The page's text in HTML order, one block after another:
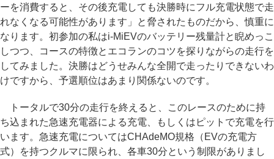
ーを消費すると、その後充電しても決勝時にフル充電状態で走
れなくなる可能性があります」と脅されたものだから、慎重に
なります。初参加の私はi-MiEVのバッテリー残量計と睨めっこ
しつつ、コースの特徴とエコランのコツを探りながらの走行を
してみました。決勝はどうせみんな全開で走ったりできないわ
けですから、予選順位はあまり関係ないのです。
トータルで30分の走行を終えると、このレースのために持
ち込まれた急速充電器による充電、もしくはピットで充電を行
います。急速充電についてはCHAdeMO規格（EVの充電方
式）を持つクルマに限られ、各車30分という制限がありまし